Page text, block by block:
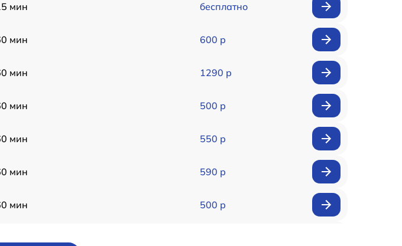
мин бесплатно
мин 600 р
мин 1290 р
мин 500 р
мин 550 р
мин 590 р
мин 500 р